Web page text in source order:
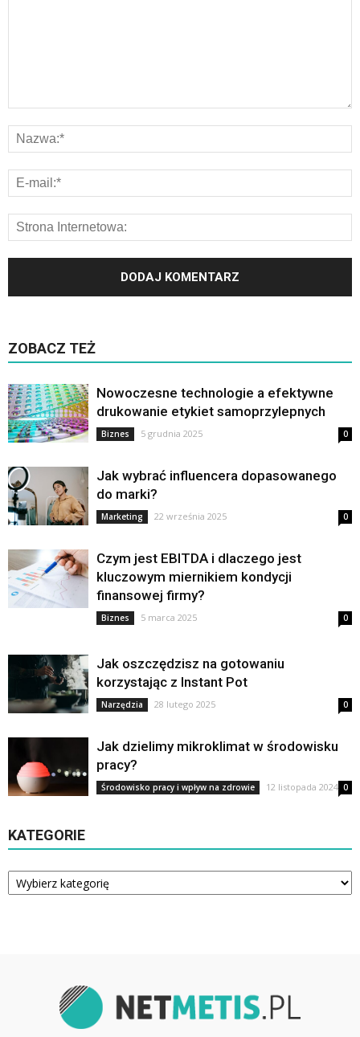
ZOBACZ TEŻ
Nowoczesne technologie a efektywne
drukowanie etykiet samoprzylepnych
Biznes 5 grudnia 2025 0
Jak wybrać influencera dopasowanego
do marki?
Marketing 22 września 2025 0
Czym jest EBITDA i dlaczego jest
kluczowym miernikiem kondycji
finansowej firmy?
Biznes 5 marca 2025 0
Jak oszczędzisz na gotowaniu
korzystając z Instant Pot
Narzędzia 28 lutego 2025 0
Jak dzielimy mikroklimat w środowisku
pracy?
Środowisko pracy i wpływ na zdrowie 12 listopada 2024 0
KATEGORIE
Kategorie